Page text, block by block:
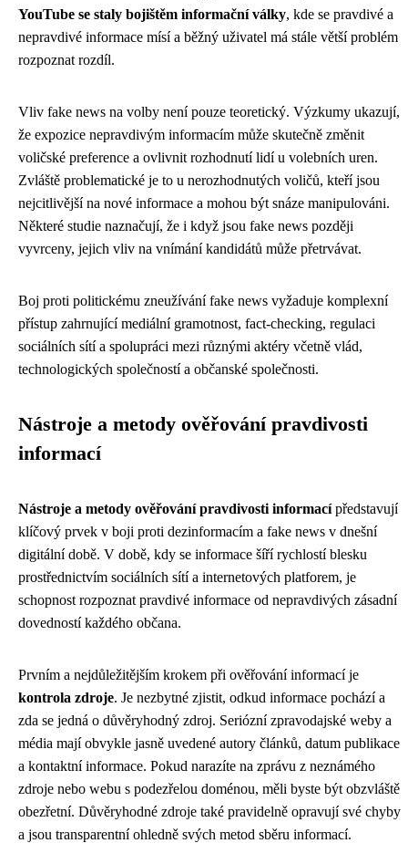
YouTube se staly bojištěm informační války, kde se pravdivé a
nepravdivé informace mísí a běžný uživatel má stále větší problém
rozpoznat rozdíl.
Vliv fake news na volby není pouze teoretický. Výzkumy ukazují,
že expozice nepravdivým informacím může skutečně změnit
voličské preference a ovlivnit rozhodnutí lidí u volebních uren.
Zvláště problematické je to u nerozhodnutých voličů, kteří jsou
nejcitlivější na nové informace a mohou být snáze manipulováni.
Některé studie naznačují, že i když jsou fake news později
vyvrceny, jejich vliv na vnímání kandidátů může přetrvávat.
Boj proti politickému zneužívání fake news vyžaduje komplexní
přístup zahrnující mediální gramotnost, fact-checking, regulaci
sociálních sítí a spolupráci mezi různými aktéry včetně vlád,
technologických společností a občanské společnosti.
Nástroje a metody ověřování pravdivosti
informací
Nástroje a metody ověřování pravdivosti informacípředstavují
klíčový prvek v boji proti dezinformacím a fake news v dnešní
digitální době. V době, kdy se informace šíří rychlostí blesku
prostřednictvím sociálních sítí a internetových platforem, je
schopnost rozpoznat pravdivé informace od nepravdivých zásadní
dovedností každého občana.
Prvním a nejdůležitějším krokem při ověřování informací je
kontrola zdroje. Je nezbytné zjistit, odkud informace pochází a
zda se jedná o důvěryhodný zdroj. Seriózní zpravodajské weby a
média mají obvykle jasně uvedené autory článků, datum publikace
a kontaktní informace. Pokud narazíte na zprávu z neznámého
zdroje nebo webu s podezřelou doménou, měli byste být obzvláště
obezřetní. Důvěryhodné zdroje také pravidelně opravují své chyby
a jsou transparentní ohledně svých metod sběru informací.